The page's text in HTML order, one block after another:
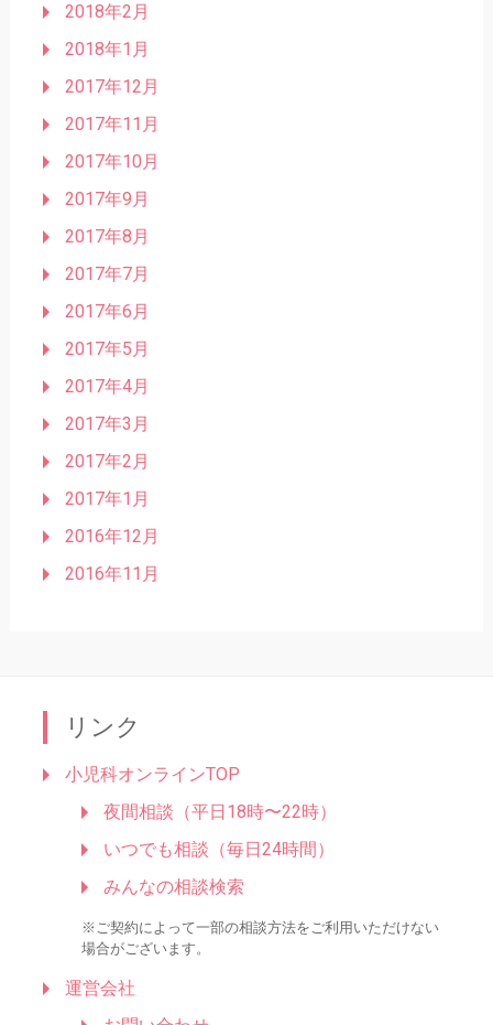
2018年2月
2018年1月
2017年12月
2017年11月
2017年10月
2017年9月
2017年8月
2017年7月
2017年6月
2017年5月
2017年4月
2017年3月
2017年2月
2017年1月
2016年12月
2016年11月
リンク
小児科オンラインTOP
夜間相談（平日18時〜22時）
いつでも相談（毎日24時間）
みんなの相談検索
※ご契約によって一部の相談方法をご利用いただけない
場合がございます。
運営会社